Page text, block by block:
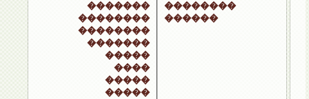
�������
��������
��������
�������
�����
����
�����
�����
��������
������